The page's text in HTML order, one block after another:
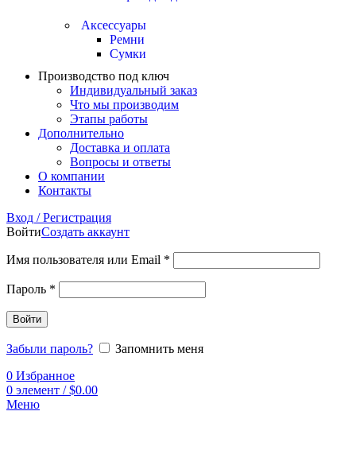
Аксессуары
Ремни
Сумки
Производство под ключ
Индивидуальный заказ
Что мы производим
Этапы работы
Дополнительно
Доставка и оплата
Вопросы и ответы
О компании
Контакты
Вход / Регистрация
ВойтиСоздать аккаунт
Имя пользователя или Email *
Пароль *
Войти
Забыли пароль?
Запомнить меня
0 Избранное
0 элемент / $0.00
Меню